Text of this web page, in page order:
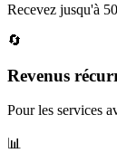
Recevez jusqu'à
🔄
Revenus
Pour les services
📊